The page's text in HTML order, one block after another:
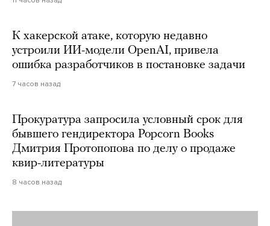
К хакерской атаке, которую недавно
устроили ИИ-модели OpenAI, привела
ошибка разработчиков в постановке задачи
7 часов назад
Прокуратура запросила условный срок для
бывшего гендиректора Popcorn Books
Дмитрия Протопопова по делу о продаже
квир-литературы
8 часов назад